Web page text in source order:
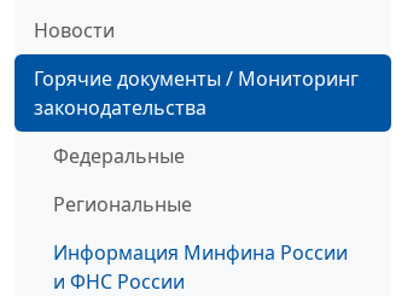
Новости
Горячие документы / Мониторинг
законодательства
Федеральные
Региональные
Информация Минфина России
и ФНС России